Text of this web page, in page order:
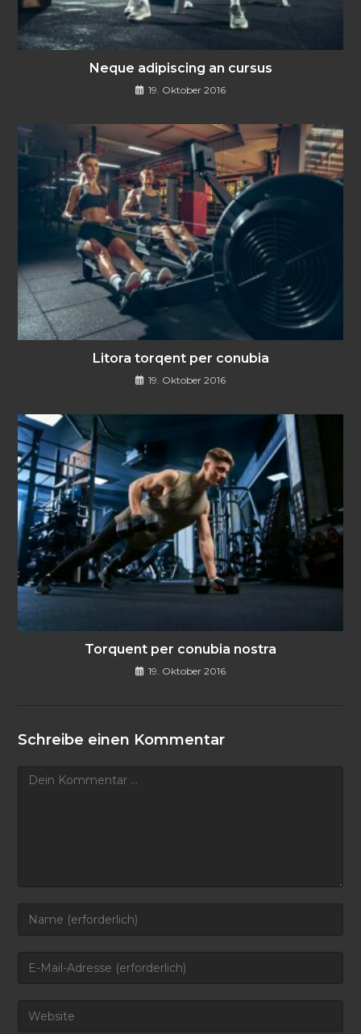
Neque adipiscing an cursus
19. Oktober 2016
Litora torqent per conubia
19. Oktober 2016
Torquent per conubia nostra
19. Oktober 2016
Schreibe einen Kommentar
Kommentar
Gib
oder
zum
Gib
Mail-
Gib